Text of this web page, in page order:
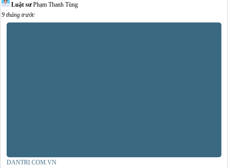
Luật sưPhạm Thanh Tùng
9 tháng trước
DANTRI.COM.VN